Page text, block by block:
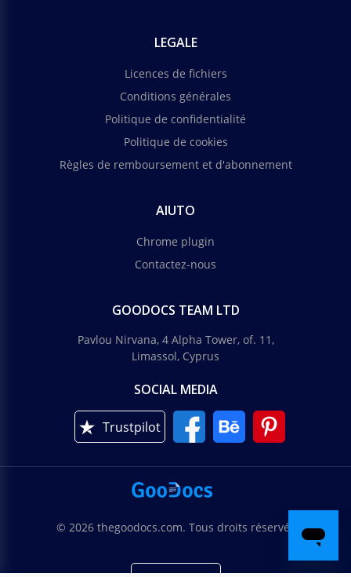
LEGALE
Licences de fichiers
Conditions générales
Politique de confidentialité
Politique de cookies
Règles de remboursement et d'abonnement
AIUTO
Chrome plugin
Contactez-nous
GOODOCS TEAM LTD
Pavlou Nirvana, 4 Alpha Tower, of. 11,
Limassol, Cyprus
SOCIAL MEDIA
Trustpilot
© 2026 thegoodocs.com. Tous droits réservés